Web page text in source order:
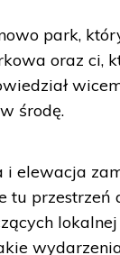
park,
oraz ci,
środę.
elewacja
tu przestrzeń